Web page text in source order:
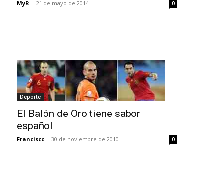
MyR - 21 de mayo de 2014 0
Deporte
El Balón de Oro tiene sabor
español
Francisco - 30 de noviembre de 2010 0